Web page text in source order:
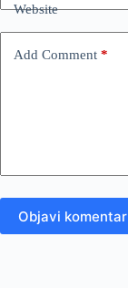
Website
Add Comment *
Objavi komentar